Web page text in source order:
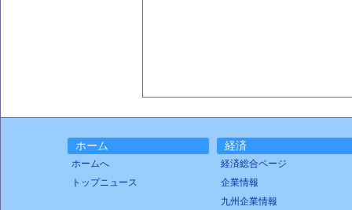
ホーム
ホームへ
トップニュース
経済
経済総合ページ
企業情報
九州企業情報